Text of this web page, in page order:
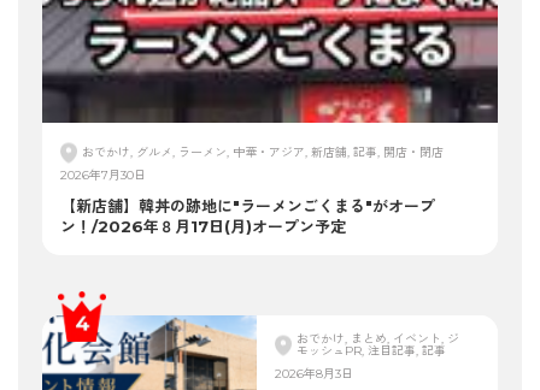
おでかけ, グルメ, ラーメン, 中華・アジア, 新店舗, 記事, 開店・閉店
2026年7月30日
【新店舗】韓丼の跡地に"ラーメンごくまる"がオープ
ン！/2026年８月17日(月)オープン予定
おでかけ, まとめ, イベント, ジ
モッシュPR, 注目記事, 記事
2026年8月3日